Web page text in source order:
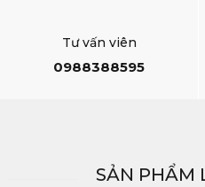
Tư vấn viên
0988388595
SẢN PHẨM